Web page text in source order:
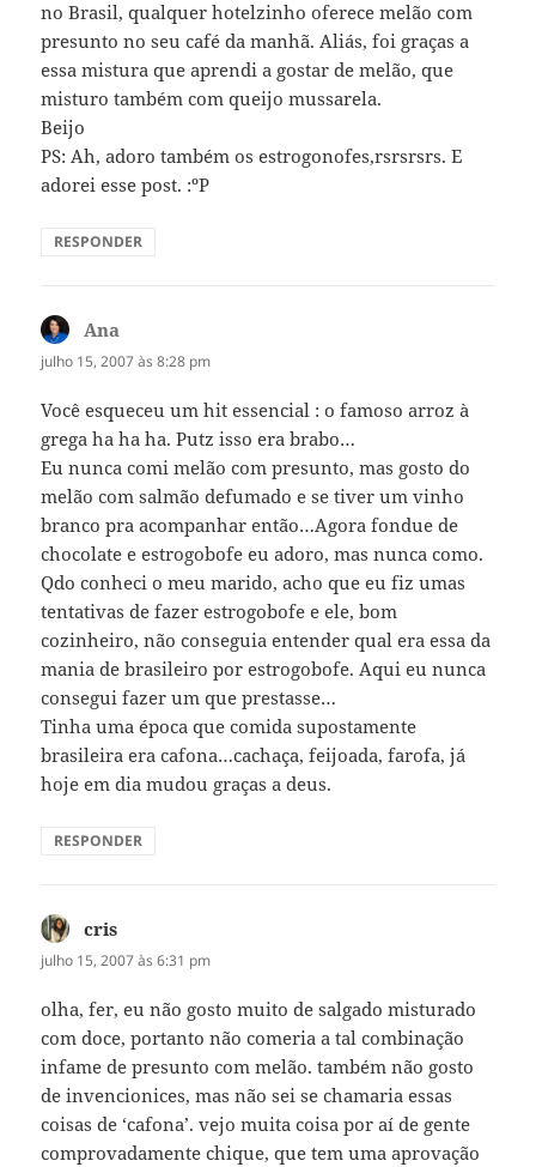
no Brasil, qualquer hotelzinho oferece melão com
presunto no seu café da manhã. Aliás, foi graças a
essa mistura que aprendi a gostar de melão, que
misturo também com queijo mussarela.
Beijo
PS: Ah, adoro também os estrogonofes,rsrsrsrs. E
adorei esse post. :ºP
RESPONDER
Ana
julho 15, 2007 às 8:28 pm
Você esqueceu um hit essencial : o famoso arroz à
grega ha ha ha. Putz isso era brabo…
Eu nunca comi melão com presunto, mas gosto do
melão com salmão defumado e se tiver um vinho
branco pra acompanhar então…Agora fondue de
chocolate e estrogobofe eu adoro, mas nunca como.
Qdo conheci o meu marido, acho que eu fiz umas
tentativas de fazer estrogobofe e ele, bom
cozinheiro, não conseguia entender qual era essa da
mania de brasileiro por estrogobofe. Aqui eu nunca
consegui fazer um que prestasse…
Tinha uma época que comida supostamente
brasileira era cafona…cachaça, feijoada, farofa, já
hoje em dia mudou graças a deus.
RESPONDER
cris
julho 15, 2007 às 6:31 pm
olha, fer, eu não gosto muito de salgado misturado
com doce, portanto não comeria a tal combinação
infame de presunto com melão. também não gosto
de invencionices, mas não sei se chamaria essas
coisas de ‘cafona’. vejo muita coisa por aí de gente
comprovadamente chique, que tem uma aprovação